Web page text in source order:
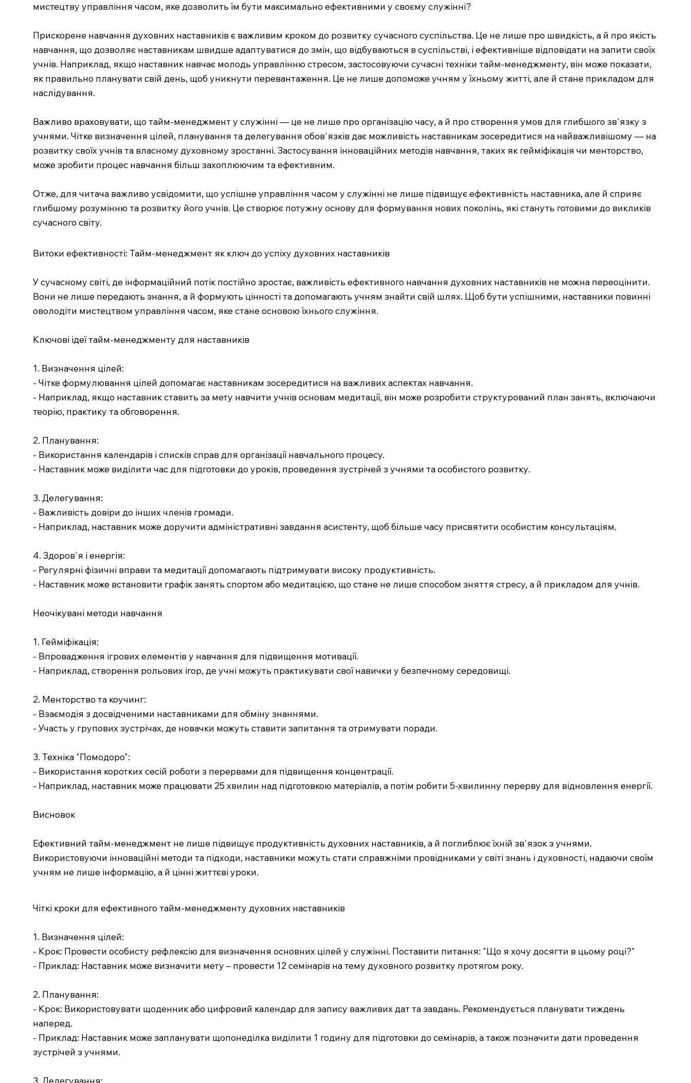
мистецтву управління часом, яке дозволить їм бути максимально ефективними у своєму служінні?
Прискорене навчання духовних наставників є важливим кроком до розвитку сучасного суспільства. Це не лише про швидкість, а й про якість
навчання, що дозволяє наставникам швидше адаптуватися до змін, що відбуваються в суспільстві, і ефективніше відповідати на запити своїх
учнів. Наприклад, якщо наставник навчає молодь управлінню стресом, застосовуючи сучасні техніки тайм-менеджменту, він може показати,
як правильно планувати свій день, щоб уникнути перевантаження. Це не лише допоможе учням у їхньому житті, але й стане прикладом для
наслідування.
Важливо враховувати, що тайм-менеджмент у служінні — це не лише про організацію часу, а й про створення умов для глибшого зв'язку з
учнями. Чітке визначення цілей, планування та делегування обов'язків дає можливість наставникам зосередитися на найважливішому — на
розвитку своїх учнів та власному духовному зростанні. Застосування інноваційних методів навчання, таких як гейміфікація чи менторство,
може зробити процес навчання більш захоплюючим та ефективним.
Отже, для читача важливо усвідомити, що успішне управління часом у служінні не лише підвищує ефективність наставника, але й сприяє
глибшому розумінню та розвитку його учнів. Це створює потужну основу для формування нових поколінь, які стануть готовими до викликів
сучасного світу.
Витоки ефективності: Тайм-менеджмент як ключ до успіху духовних наставників
У сучасному світі, де інформаційний потік постійно зростає, важливість ефективного навчання духовних наставників не можна переоцінити.
Вони не лише передають знання, а й формують цінності та допомагають учням знайти свій шлях. Щоб бути успішними, наставники повинні
оволодіти мистецтвом управління часом, яке стане основою їхнього служіння.
Ключові ідеї тайм-менеджменту для наставників
1. Визначення цілей:
- Чітке формулювання цілей допомагає наставникам зосередитися на важливих аспектах навчання.
- Наприклад, якщо наставник ставить за мету навчити учнів основам медитації, він може розробити структурований план занять, включаючи
теорію, практику та обговорення.
2. Планування:
- Використання календарів і списків справ для організації навчального процесу.
- Наставник може виділити час для підготовки до уроків, проведення зустрічей з учнями та особистого розвитку.
3. Делегування:
- Важливість довіри до інших членів громади.
- Наприклад, наставник може доручити адміністративні завдання асистенту, щоб більше часу присвятити особистим консультаціям.
4. Здоров'я і енергія:
- Регулярні фізичні вправи та медитації допомагають підтримувати високу продуктивність.
- Наставник може встановити графік занять спортом або медитацією, що стане не лише способом зняття стресу, а й прикладом для учнів.
Неочікувані методи навчання
1. Гейміфікація:
- Впровадження ігрових елементів у навчання для підвищення мотивації.
- Наприклад, створення рольових ігор, де учні можуть практикувати свої навички у безпечному середовищі.
2. Менторство та коучинг:
- Взаємодія з досвідченими наставниками для обміну знаннями.
- Участь у групових зустрічах, де новачки можуть ставити запитання та отримувати поради.
3. Техніка "Помодоро":
- Використання коротких сесій роботи з перервами для підвищення концентрації.
- Наприклад, наставник може працювати 25 хвилин над підготовкою матеріалів, а потім робити 5-хвилинну перерву для відновлення енергії.
Висновок
Ефективний тайм-менеджмент не лише підвищує продуктивність духовних наставників, а й поглиблює їхній зв'язок з учнями.
Використовуючи інноваційні методи та підходи, наставники можуть стати справжніми провідниками у світі знань і духовності, надаючи своїм
учням не лише інформацію, а й цінні життєві уроки.
Чіткі кроки для ефективного тайм-менеджменту духовних наставників
1. Визначення цілей:
- Крок: Провести особисту рефлексію для визначення основних цілей у служінні. Поставити питання: "Що я хочу досягти в цьому році?"
- Приклад: Наставник може визначити мету – провести 12 семінарів на тему духовного розвитку протягом року.
2. Планування:
- Крок: Використовувати щоденник або цифровий календар для запису важливих дат та завдань. Рекомендується планувати тиждень
наперед.
- Приклад: Наставник може запланувати щопонеділка виділити 1 годину для підготовки до семінарів, а також позначити дати проведення
зустрічей з учнями.
3. Делегування: